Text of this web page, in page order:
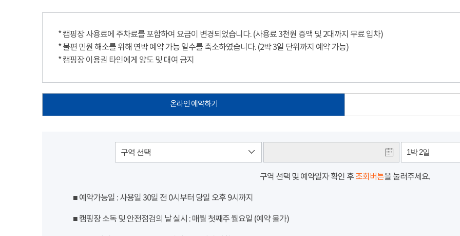
* 캠핑장 사용료에 주차료를 포함하여 요금이 변경되었습니다. (사용료 3천원 증액 및 2대까지 무료 입차)
* 불편 민원 해소를 위해 연박 예약 가능 일수를 축소하였습니다. (2박 3일 단위까지 예약 가능)
* 캠핑장 이용권 타인에게 양도 및 대여 금지
온라인 예약하기
구역 선택 1박 2일
구역 선택 및 예약일자 확인 후 조회버튼을 눌러주세요.
■ 예약가능일 : 사용일 30일 전 0시부터 당일 오후 9시까지
■ 캠핑장 소독 및 안전점검의 날 실시 : 매월 첫째주 월요일 (예약 불가)